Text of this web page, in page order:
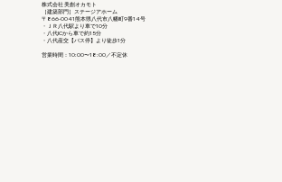
株式会社 美創オカモト
［建築部門］ステージアホーム
〒866-0041熊本県八代市八幡町9番14号
・ＪＲ八代駅より車で10分
・八代ICから車で約15分
・八代産交【バス停】より徒歩1分
営業時間：10:00〜18:00／不定休